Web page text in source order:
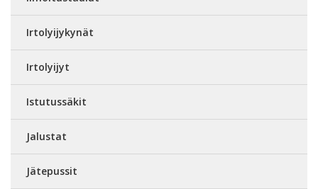
Irtolyijykynät
Irtolyijyt
Istutussäkit
Jalustat
Jätepussit